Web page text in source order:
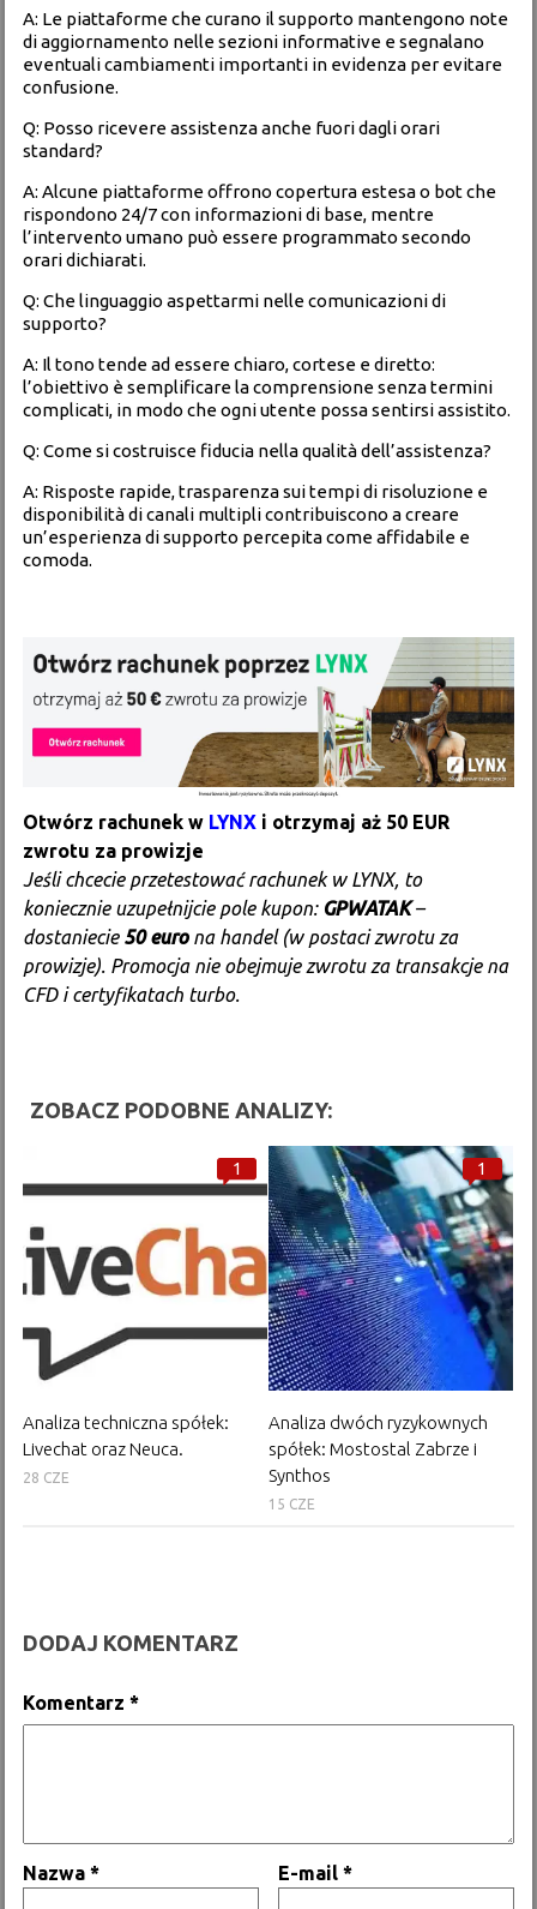
A: Le piattaforme che curano il supporto mantengono note
di aggiornamento nelle sezioni informative e segnalano
eventuali cambiamenti importanti in evidenza per evitare
confusione.
Q: Posso ricevere assistenza anche fuori dagli orari
standard?
A: Alcune piattaforme offrono copertura estesa o bot che
rispondono 24/7 con informazioni di base, mentre
l’intervento umano può essere programmato secondo
orari dichiarati.
Q: Che linguaggio aspettarmi nelle comunicazioni di
supporto?
A: Il tono tende ad essere chiaro, cortese e diretto:
l’obiettivo è semplificare la comprensione senza termini
complicati, in modo che ogni utente possa sentirsi assistito.
Q: Come si costruisce fiducia nella qualità dell’assistenza?
A: Risposte rapide, trasparenza sui tempi di risoluzione e
disponibilità di canali multipli contribuiscono a creare
un’esperienza di supporto percepita come affidabile e
comoda.
Otwórz rachunek w LYNX i otrzymaj aż 50 EUR
zwrotu za prowizje
Jeśli chcecie przetestować rachunek w LYNX, to
koniecznie uzupełnijcie pole kupon: GPWATAK–
dostaniecie 50 eurona handel (w postaci zwrotu za
prowizje). Promocja nie obejmuje zwrotu za transakcje na
CFD i certyfikatach turbo.
ZOBACZ PODOBNE ANALIZY:
1
Analiza techniczna spółek:
Livechat oraz Neuca.
28 CZE
1
Analiza dwóch ryzykownych
spółek: Mostostal Zabrze i
Synthos
15 CZE
DODAJ KOMENTARZ
Komentarz*
Nazwa* E-mail*